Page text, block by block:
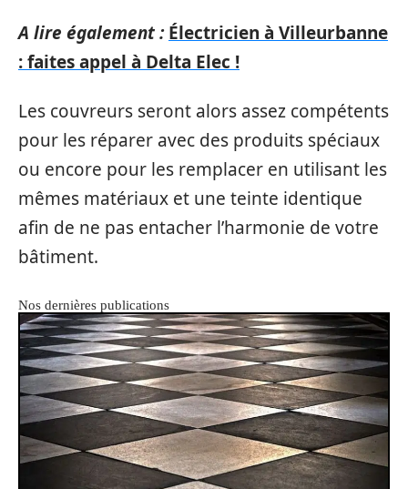
A lire également : Électricien à Villeurbanne
: faites appel à Delta Elec !
Les couvreurs seront alors assez compétents
pour les réparer avec des produits spéciaux
ou encore pour les remplacer en utilisant les
mêmes matériaux et une teinte identique
afin de ne pas entacher l’harmonie de votre
bâtiment.
Nos dernières publications